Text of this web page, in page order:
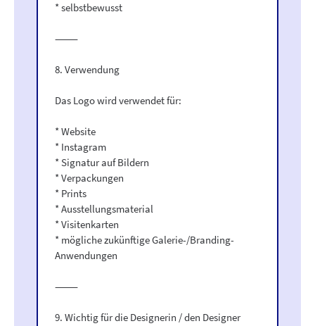
* selbstbewusst
⸻
8. Verwendung
Das Logo wird verwendet für:
* Website
* Instagram
* Signatur auf Bildern
* Verpackungen
* Prints
* Ausstellungsmaterial
* Visitenkarten
* mögliche zukünftige Galerie-/Branding-
Anwendungen
⸻
9. Wichtig für die Designerin / den Designer